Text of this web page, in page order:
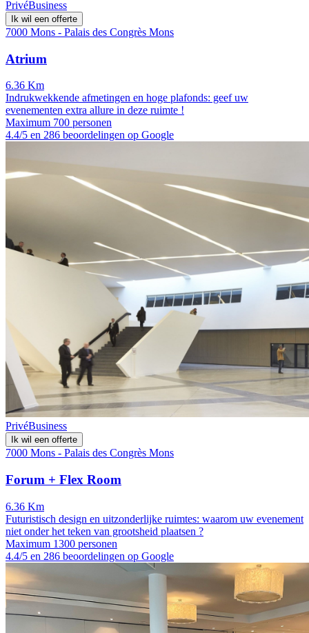
PrivéBusiness
Ik wil een offerte
7000 Mons - Palais des Congrès Mons
Atrium
6.36 Km
Indrukwekkende afmetingen en hoge plafonds: geef uw
evenementen extra allure in deze ruimte !
Maximum 700 personen
4.4/5 en 286 beoordelingen op Google
PrivéBusiness
Ik wil een offerte
7000 Mons - Palais des Congrès Mons
Forum + Flex Room
6.36 Km
Futuristisch design en uitzonderlijke ruimtes: waarom uw evenement
niet onder het teken van grootsheid plaatsen ?
Maximum 1300 personen
4.4/5 en 286 beoordelingen op Google